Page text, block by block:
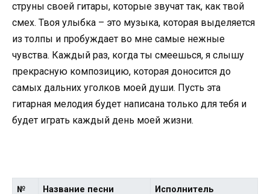
струны своей гитары, которые звучат так, как твой
смех. Твоя улыбка – это музыка, которая выделяется
из толпы и пробуждает во мне самые нежные
чувства. Каждый раз, когда ты смеешься, я слышу
прекрасную композицию, которая доносится до
самых дальних уголков моей души. Пусть эта
гитарная мелодия будет написана только для тебя и
будет играть каждый день моей жизни.
№ Название песни Исполнитель